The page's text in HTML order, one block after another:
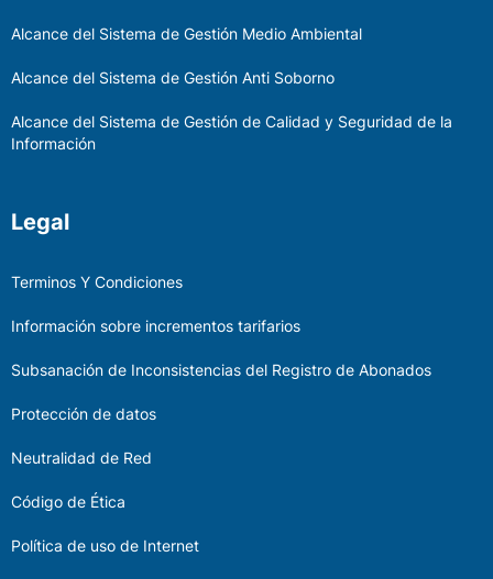
Alcance del Sistema de Gestión Medio Ambiental
Alcance del Sistema de Gestión Anti Soborno
Alcance del Sistema de Gestión de Calidad y Seguridad de la
Información
Legal
Terminos Y Condiciones
Información sobre incrementos tarifarios
Subsanación de Inconsistencias del Registro de Abonados
Protección de datos
Neutralidad de Red
Código de Ética
Política de uso de Internet